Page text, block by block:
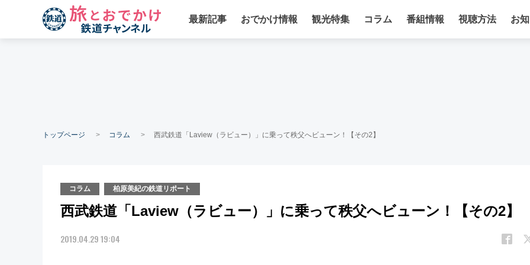
最新記事 おでかけ情報 観光特集 コラム 番組情報 視聴方法 お
トップページ コラム 西武鉄道「Laview（ラビュー）」に乗って秩父へビューン！【その2】
コラム 柏原美紀の鉄道リポート
西武鉄道「Laview（ラビュー）」に乗って秩父へビューン！【その2】
2019.04.29 19:04